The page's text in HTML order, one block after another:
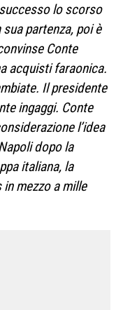
lo scorso
partenza, poi è
Conte
acquisti faraonica.
Il presidente
ingaggi. Conte
l’idea
dopo la
italiana, la
mezzo a mille